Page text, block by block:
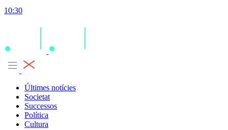
10:30
Últimes notícies
Societat
Successos
Política
Cultura